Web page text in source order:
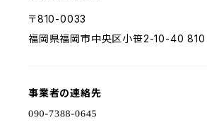
〒810-0033
福岡県福岡市中央区小笹2-10-40 810
事業者の連絡先